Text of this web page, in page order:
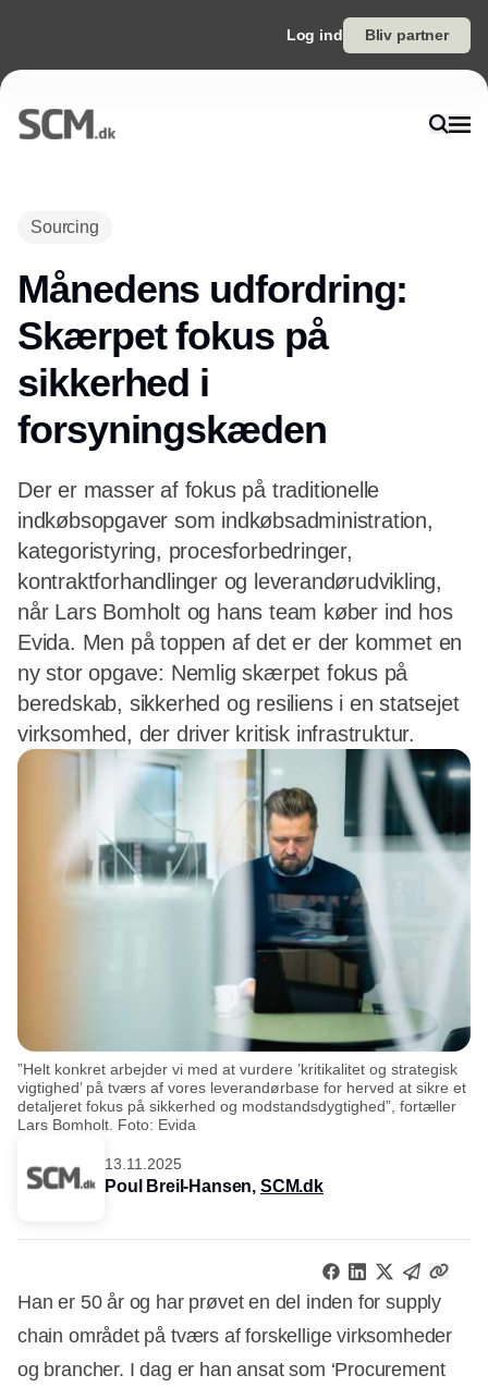
Log ind Bliv partner
Sourcing
Månedens udfordring:
Skærpet fokus på
sikkerhed i
forsyningskæden
Der er masser af fokus på traditionelle
indkøbsopgaver som indkøbsadministration,
kategoristyring, procesforbedringer,
kontraktforhandlinger og leverandørudvikling,
når Lars Bomholt og hans team køber ind hos
Evida. Men på toppen af det er der kommet en
ny stor opgave: Nemlig skærpet fokus på
beredskab, sikkerhed og resiliens i en statsejet
virksomhed, der driver kritisk infrastruktur.
”Helt konkret arbejder vi med at vurdere ’kritikalitet og strategisk
vigtighed’ på tværs af vores leverandørbase for herved at sikre et
detaljeret fokus på sikkerhed og modstandsdygtighed”, fortæller
Lars Bomholt. Foto: Evida
13.11.2025
Poul Breil-Hansen, SCM.dk
Han er 50 år og har prøvet en del inden for supply
chain området på tværs af forskellige virksomheder
og brancher. I dag er han ansat som ‘Procurement